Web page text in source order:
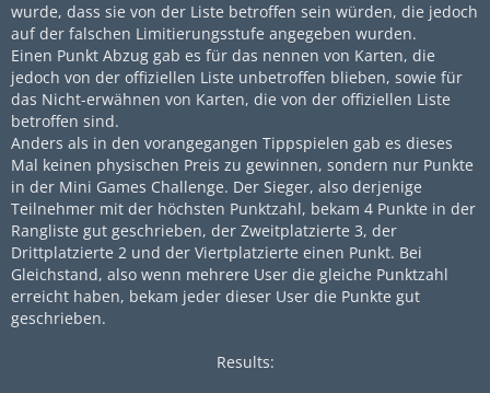
wurde, dass sie von der Liste betroffen sein würden, die jedoch
auf der falschen Limitierungsstufe angegeben wurden.
Einen Punkt Abzug gab es für das nennen von Karten, die
jedoch von der offiziellen Liste unbetroffen blieben, sowie für
das Nicht-erwähnen von Karten, die von der offiziellen Liste
betroffen sind.
Anders als in den vorangegangen Tippspielen gab es dieses
Mal keinen physischen Preis zu gewinnen, sondern nur Punkte
in der Mini Games Challenge. Der Sieger, also derjenige
Teilnehmer mit der höchsten Punktzahl, bekam 4 Punkte in der
Rangliste gut geschrieben, der Zweitplatzierte 3, der
Drittplatzierte 2 und der Viertplatzierte einen Punkt. Bei
Gleichstand, also wenn mehrere User die gleiche Punktzahl
erreicht haben, bekam jeder dieser User die Punkte gut
geschrieben.
Results: